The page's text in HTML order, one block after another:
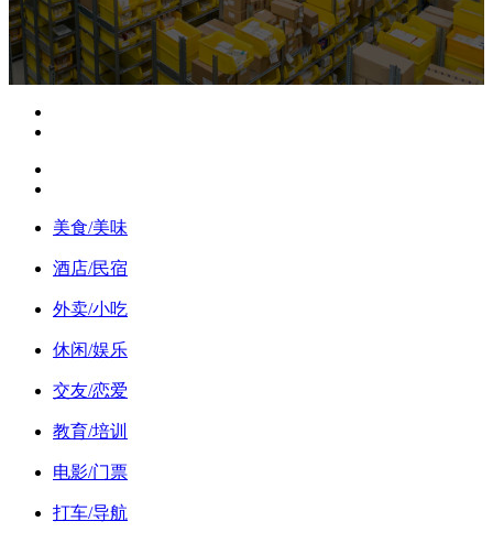
美食/美味
酒店/民宿
外卖/小吃
休闲/娱乐
交友/恋爱
教育/培训
电影/门票
打车/导航